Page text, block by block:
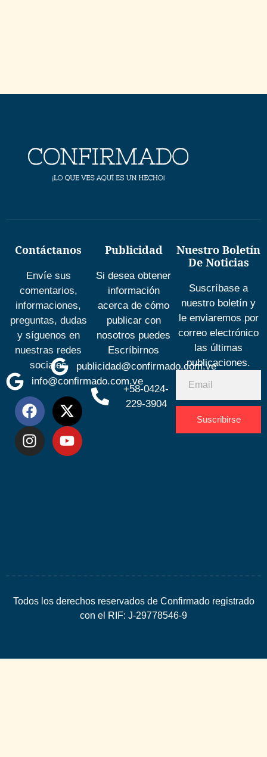
Contáctanos
Envíe sus
comentarios,
informaciones,
preguntas, dudas
y síguenos en
nuestras redes
sociales
info@confirmado.com.ve
Publicidad
Si desea obtener
información
acerca de cómo
publicar con
nosotros puedes
Escríbirnos
publicidad@confirmado.com.ve
+58-0424-
229-3904
Nuestro Boletín
De Noticias
Suscríbase a
nuestro boletín y
le enviaremos por
correo electrónico
las últimas
publicaciones.
Suscribirse
Todos los derechos reservados de Confirmado registrado
con el RIF: J-29778546-9